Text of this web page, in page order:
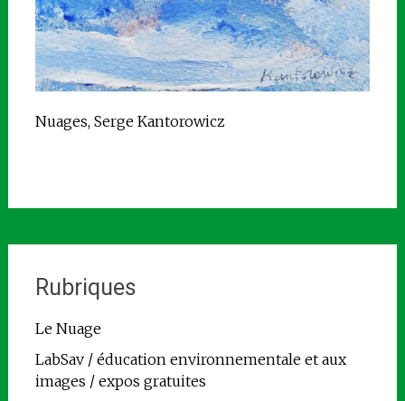
Nuages, Serge Kantorowicz
Rubriques
Le Nuage
LabSav / éducation environnementale et aux
images / expos gratuites